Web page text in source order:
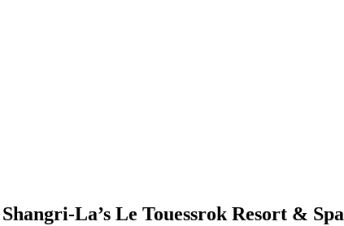
Shangri-La’s Le Touessrok Resort & Spa